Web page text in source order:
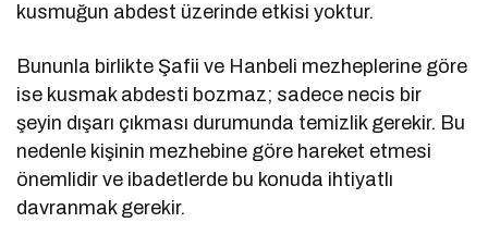
kusmuğun abdest üzerinde etkisi yoktur.
Bununla birlikte Şafii ve Hanbeli mezheplerine göre
ise kusmak abdesti bozmaz; sadece necis bir
şeyin dışarı çıkması durumunda temizlik gerekir. Bu
nedenle kişinin mezhebine göre hareket etmesi
önemlidir ve ibadetlerde bu konuda ihtiyatlı
davranmak gerekir.